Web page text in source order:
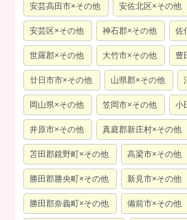
安芸高田市×その他 安佐北区×その他
安芸区×その他 神石郡×その他 佐
世羅郡×その他 大竹市×その他 豊
廿日市市×その他 山県郡×その他
岡山県×その他 笠岡市×その他 小
井原市×その他 真庭郡新庄村×その他
苫田郡鏡野町×その他 高梁市×その他
勝田郡勝央町×その他 新見市×その他
勝田郡奈義町×その他 備前市×その他